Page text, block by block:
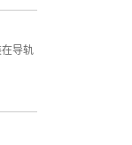
导轨